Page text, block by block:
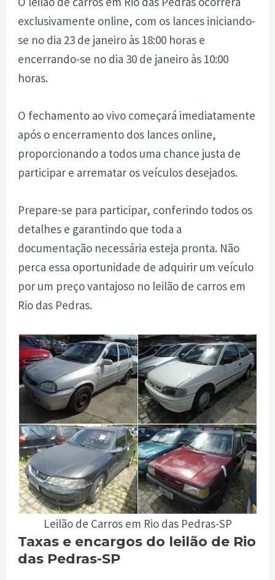
exclusivamente online, com os lances iniciando-
se no dia 23 de janeiro às 18:00 horas e
encerrando-se no dia 30 de janeiro às 10:00
horas.
O fechamento ao vivo começará imediatamente
após o encerramento dos lances online,
proporcionando a todos uma chance justa de
participar e arrematar os veículos desejados.
Prepare-se para participar, conferindo todos os
detalhes e garantindo que toda a
documentação necessária esteja pronta. Não
perca essa oportunidade de adquirir um veículo
por um preço vantajoso no leilão de carros em
Rio das Pedras.
Leilão de Carros em Rio das Pedras-SP
Taxas e encargos do leilão de Rio
das Pedras-SP